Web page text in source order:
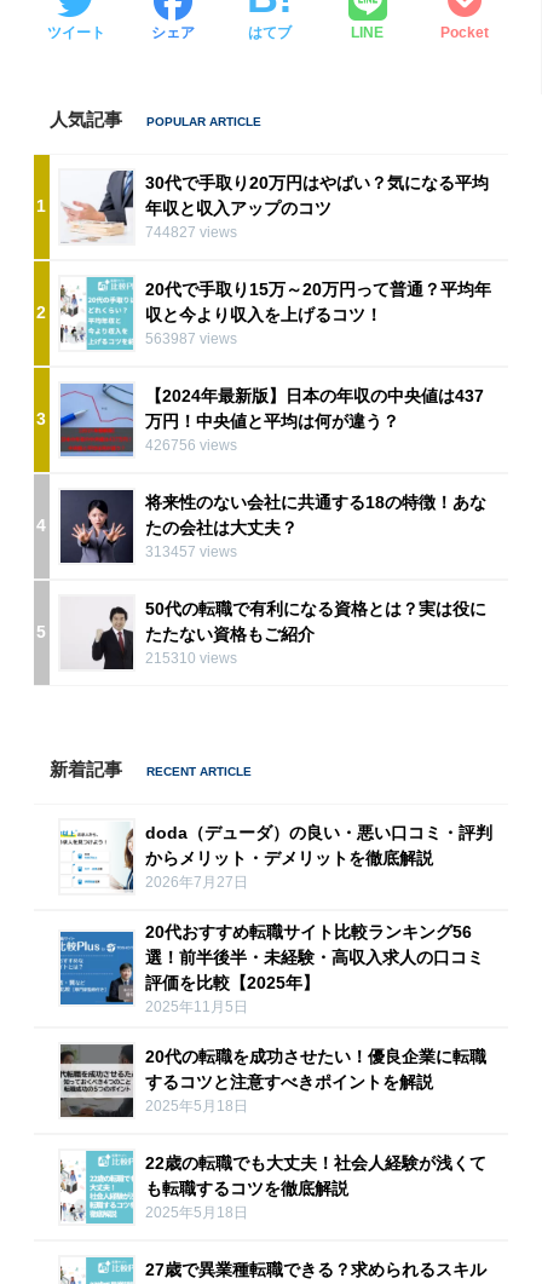
ツイート シェア はてブ LINE Pocket
人気記事
1
30代で手取り20万円はやばい？気になる平均
年収と収入アップのコツ
744827 views
2
20代で手取り15万～20万円って普通？平均年
収と今より収入を上げるコツ！
563987 views
3
【2024年最新版】日本の年収の中央値は437
万円！中央値と平均は何が違う？
426756 views
4
将来性のない会社に共通する18の特徴！あな
たの会社は大丈夫？
313457 views
5
50代の転職で有利になる資格とは？実は役に
たたない資格もご紹介
215310 views
新着記事
doda（デューダ）の良い・悪い口コミ・評判
からメリット・デメリットを徹底解説
2026年7月27日
20代おすすめ転職サイト比較ランキング56
選！前半後半・未経験・高収入求人の口コミ
評価を比較【2025年】
2025年11月5日
20代の転職を成功させたい！優良企業に転職
するコツと注意すべきポイントを解説
2025年5月18日
22歳の転職でも大丈夫！社会人経験が浅くて
も転職するコツを徹底解説
2025年5月18日
27歳で異業種転職できる？求められるスキル